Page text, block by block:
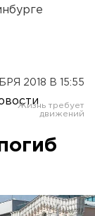
2018 В 15:55